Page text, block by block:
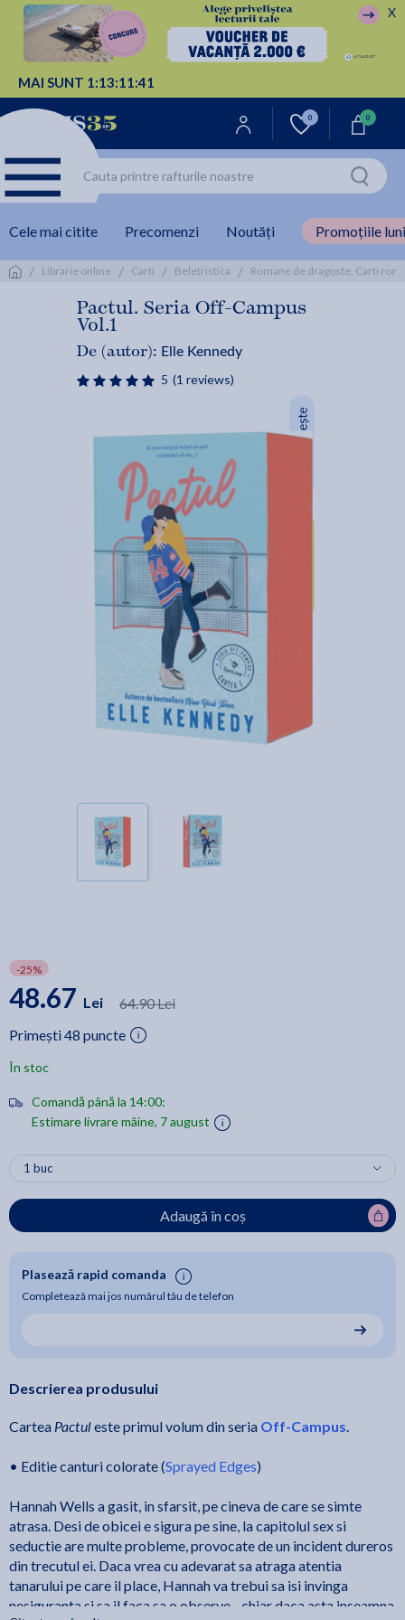
MAI SUNT 1:13:11:40
X
0 0
Cele mai citite Precomenzi Noutăți Promoțiile
/ Librarie online / Carti / Beletristica / Romane de dragoste, Carti
Pactul. Seria Off-Campus
Vol.1
De (autor): Elle Kennedy
5 (1 reviews)
-25%
48.67 Lei
64.90 Lei
Primești 48 puncte
În stoc
Comandă până la 14:00:
Estimare livrare mâine, 7 august
Adaugă în coș
Plasează rapid comanda
Completează mai jos numărul tău de telefon
Descrierea produsului
Cartea Pactuleste primul volum din seria Off-Campus.
• Editie canturi colorate (Sprayed Edges)
Hannah Wells a gasit, in sfarsit, pe cineva de care se simte
atrasa. Desi de obicei e sigura pe sine, la capitolul sex si
seductie are multe probleme, provocate de un incident dureros
din trecutul ei. Daca vrea cu adevarat sa atraga atentia
tanarului pe care il place, Hannah va trebui sa isi invinga
nesiguranta si sa il faca sa o observe... chiar daca asta inseamna